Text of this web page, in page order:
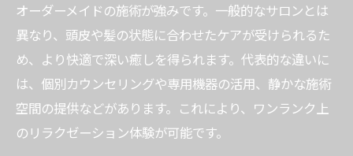
オーダーメイドの施術が強みです。一般的なサロンとは
異なり、頭皮や髪の状態に合わせたケアが受けられるた
め、より快適で深い癒しを得られます。代表的な違いに
は、個別カウンセリングや専用機器の活用、静かな施術
空間の提供などがあります。これにより、ワンランク上
のリラクゼーション体験が可能です。